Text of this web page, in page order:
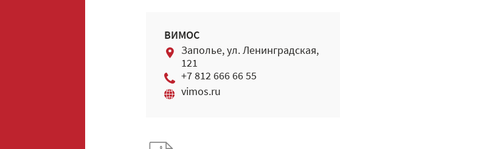
ВИМОС
Заполье, ул. Ленинградская,
121
+7 812 666 66 55
vimos.ru